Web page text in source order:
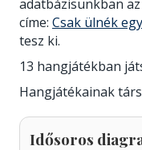
adatbázisunkban
címe: Csak ülnék
tesz ki.
13 hangjátékban
Hangjátékainak
Idősoros